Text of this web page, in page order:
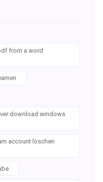
from a word
download windows
account löschen